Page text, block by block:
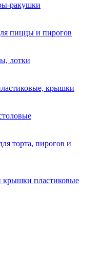
ракушки
пиццы и пирогов
лотки
крышки
торта, пирогов и
крышки пластиковые